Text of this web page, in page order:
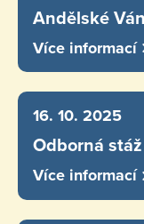
Andělské
Více informací
16. 10. 2025
Odborná
Více informací